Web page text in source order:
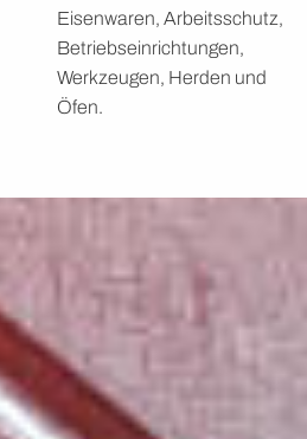
Eisenwaren, Arbeitsschutz,
Betriebseinrichtungen,
Werkzeugen, Herden und
Öfen.